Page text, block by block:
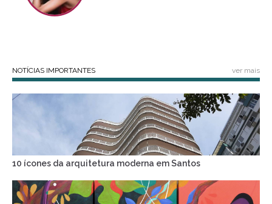
NOTÍCIAS IMPORTANTES ver mais
10 ícones da arquitetura moderna em Santos